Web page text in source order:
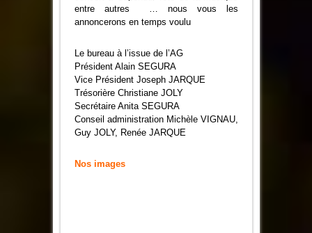
entre autres … nous vous les
annoncerons en temps voulu
Le bureau à l’issue de l’AG
Président Alain SEGURA
Vice Président Joseph JARQUE
Trésorière Christiane JOLY
Secrétaire Anita SEGURA
Conseil administration Michèle VIGNAU,
Guy JOLY, Renée JARQUE
Nos images